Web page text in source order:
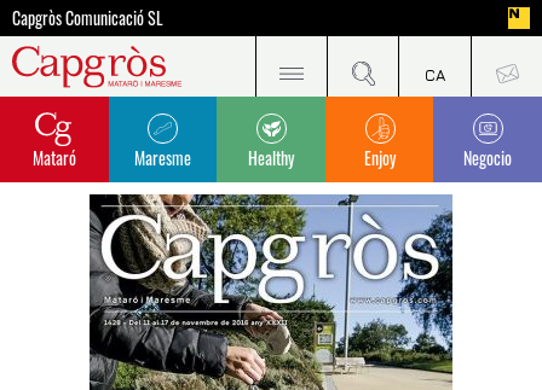
Capgròs Comunicació SL
Mataró Maresme Healthy Enjoy Negocio